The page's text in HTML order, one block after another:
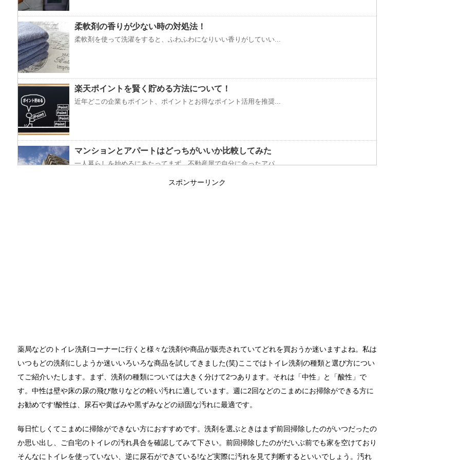
柔軟剤の香りが少ない時の対処法！
柔軟剤を使って洗濯をすると、ふわふわになりいい香りがしていい...
楽天ポイントを賢く貯める方法について！
近年どこの企業もポイント、ポイントとお得なポイント活用を推奨...
マンションとアパートはどっちがいいか比較してみた
一人暮らしを始めるにあたってまず、不動産屋で自分に合ったアパ...
イギリスといえばみなさんどんなイメージがありますか？私は勝手...
タオルを洗濯しても臭い原因と3度訪れる悪臭タイムに注意
スポンサーリンク
薬局などのトイレ洗剤コーナーに行くと様々な洗剤や商品が販売されていてどれを買おうか迷いますよね。私は
いつもどの洗剤にしようか迷いいろいろな商品を試してきました(笑)ここではトイレ洗剤の種類と選び方につい
てご紹介いたします。まず、洗剤の種類については大きく分けて2つあります。それは「中性」と「酸性」で
す。中性は壁や床の尿の飛び散りなどの軽い汚れに適しています。週に2回などのこまめにお掃除ができる方に
お勧めです!酸性は、尿石や黄ばみや黒ずみなどの頑固な汚れに最適です。
毎日忙しくてこまめに掃除ができない方におすすめです。洗剤を選ぶときはまず前回掃除したのがいつだったの
か思い出し、ご自宅のトイレの汚れ具合を確認してみて下さい。前回掃除したのがだいぶ前でも家を空けており
そんなにトイレを使っていない、逆に尿石ができている!など実際に汚れを見て判断するといいでしょう。汚れ